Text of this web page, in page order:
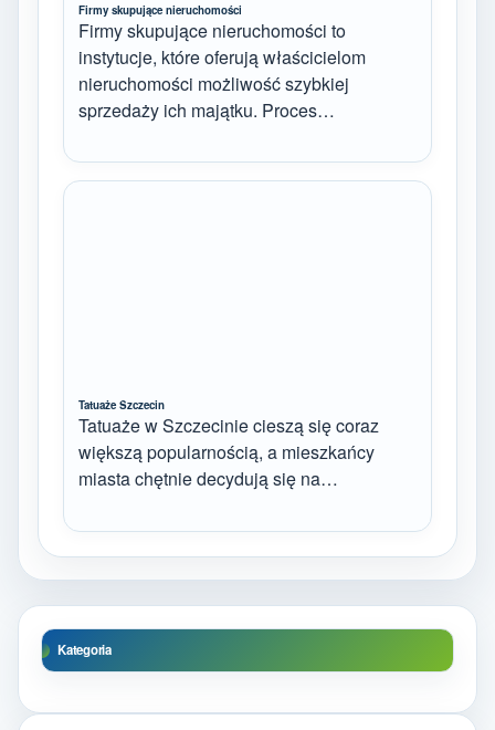
Firmy skupujące nieruchomości
Firmy skupujące nieruchomości to
instytucje, które oferują właścicielom
nieruchomości możliwość szybkiej
sprzedaży ich majątku. Proces…
Tatuaże Szczecin
Tatuaże w Szczecinie cieszą się coraz
większą popularnością, a mieszkańcy
miasta chętnie decydują się na…
Kategoria